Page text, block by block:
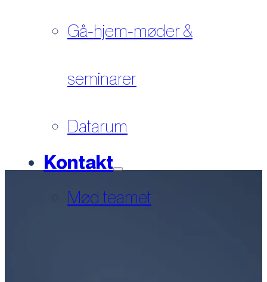
Gå-hjem-møder &
seminarer
Datarum
Kontakt
Mød teamet